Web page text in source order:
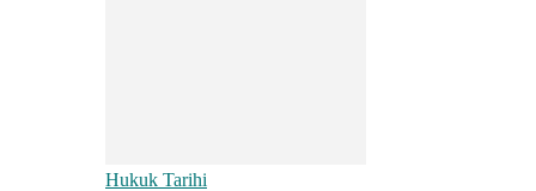
Hukuk Tarihi